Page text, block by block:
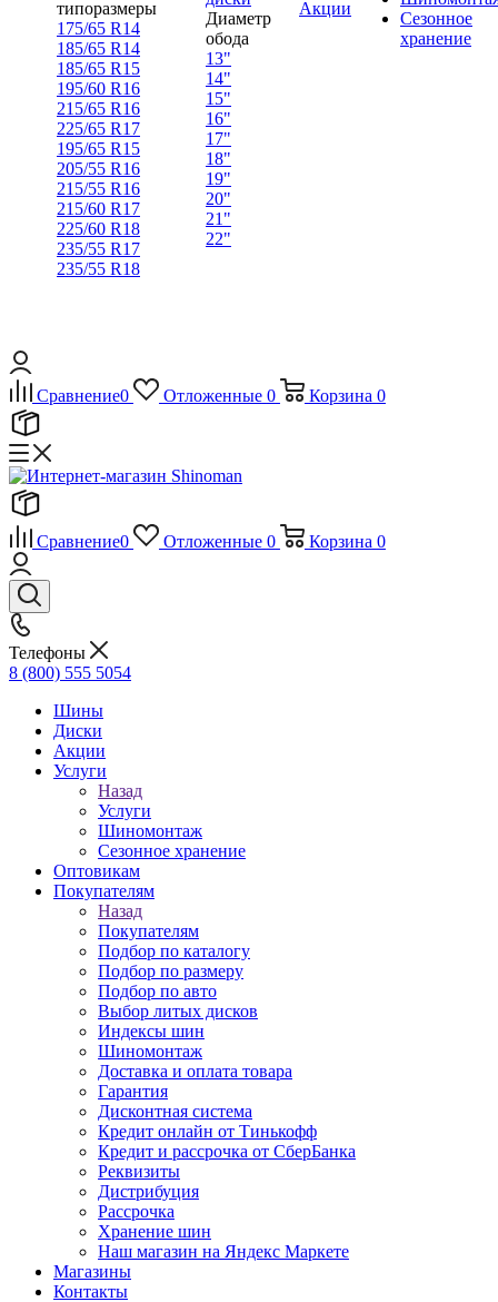
типоразмеры
175/65 R14
185/65 R14
185/65 R15
195/60 R16
215/65 R16
225/65 R17
195/65 R15
205/55 R16
215/55 R16
215/60 R17
225/60 R18
235/55 R17
235/55 R18
Диаметр
обода
13"
14"
15"
16"
17"
18"
19"
20"
21"
22"
Акции
Сезонное
хранение
Сравнение0 Отложенные 0 Корзина 0
Сравнение0 Отложенные 0 Корзина 0
Телефоны
8 (800) 555 5054
Шины
Диски
Акции
Услуги
Назад
Услуги
Шиномонтаж
Сезонное хранение
Оптовикам
Покупателям
Назад
Покупателям
Подбор по каталогу
Подбор по размеру
Подбор по авто
Выбор литых дисков
Индексы шин
Шиномонтаж
Доставка и оплата товара
Гарантия
Дисконтная система
Кредит онлайн от Тинькофф
Кредит и рассрочка от СберБанка
Реквизиты
Дистрибуция
Рассрочка
Хранение шин
Наш магазин на Яндекс Маркете
Магазины
Контакты